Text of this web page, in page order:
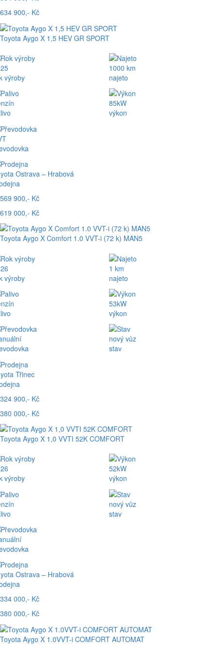
634 900,- Kč
Toyota Aygo X 1,5 HEV GR SPORT
výroby
Ostrava – Hrabová
1000 km
najeto
85kW
výkon
569 900,- Kč
619 000,- Kč
Toyota Aygo X Comfort 1.0 VVT-i (72 k) MAN5
výroby
Třinec
1 km
najeto
53kW
výkon
nový vůz
stav
324 900,- Kč
380 000,- Kč
Toyota Aygo X 1,0 VVTI 52K COMFORT
výroby
Ostrava – Hrabová
52kW
výkon
nový vůz
stav
334 000,- Kč
380 000,- Kč
Toyota Aygo X 1.0VVT-i COMFORT AUTOMAT